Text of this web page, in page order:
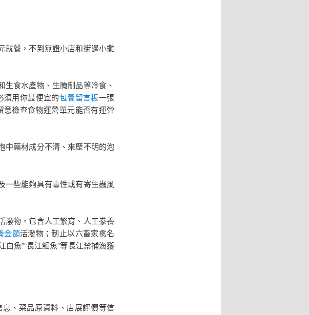
餐，不到無證小店和街邊小攤
食水產物、生腌制品等冷食、
須用你最便宜的包養留言板一張
檢查食物運營單元能否有運營
藥材成分不清、來歷不明的泡
些能夠具有毒性或有寄生蟲風
物，包含人工繁育、人工豢養
金額活潑物；制止以六畜家禽名
白魚”“長江鮰魚”等長江禁捕漁獲
、菜品原資料、店展評價等信